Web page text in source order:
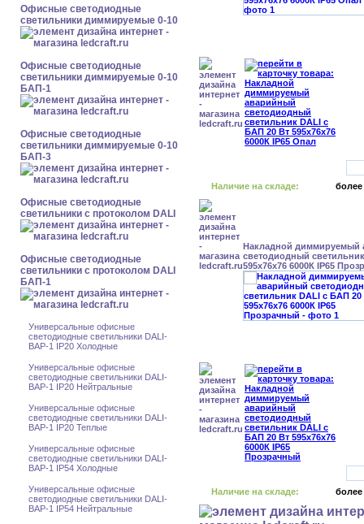
Офисные светодиодные
светильники диммируемые 0-10
Офисные светодиодные
светильники диммируемые 0-10
БАП-1
Офисные светодиодные
светильники диммируемые 0-10
БАП-3
Офисные светодиодные
светильники с протоколом DALI
Офисные светодиодные
светильники с протоколом DALI
БАП-1
Универсальные офисные
светодиодные светильники DALI-
BAP-1 IP20 Холодные
Универсальные офисные
светодиодные светильники DALI-
BAP-1 IP20 Нейтральные
Универсальные офисные
светодиодные светильники DALI-
BAP-1 IP20 Теплые
Универсальные офисные
светодиодные светильники DALI-
BAP-1 IP54 Холодные
Универсальные офисные
светодиодные светильники DALI-
BAP-1 IP54 Нейтральные
Наличие на складе: более
Накладной диммируемый
светодиодный
595x76x76 6000К IP65
Наличие на складе: более